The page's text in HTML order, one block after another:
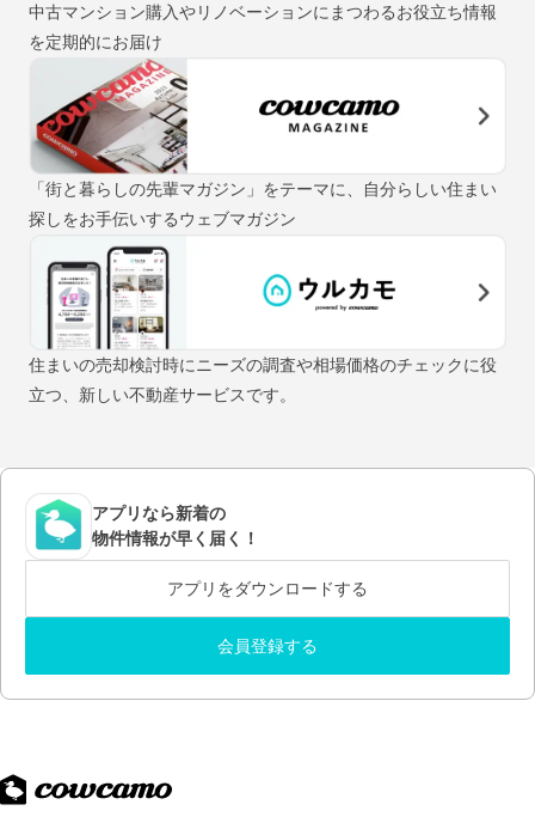
中古マンション購入やリノベーションにまつわるお役立ち情報
を定期的にお届け
「街と暮らしの先輩マガジン」をテーマに、自分らしい住まい
探しをお手伝いするウェブマガジン
住まいの売却検討時にニーズの調査や相場価格のチェックに役
立つ、新しい不動産サービスです。
アプリなら新着の
物件情報が早く届く！
アプリをダウンロードする
会員登録する